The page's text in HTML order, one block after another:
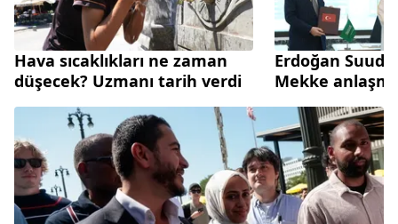
Hava sıcaklıkları ne zaman
düşecek? Uzmanı tarih verdi
Erdoğan Suudi
Mekke